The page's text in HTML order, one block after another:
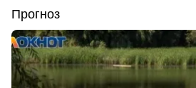
Прогноз